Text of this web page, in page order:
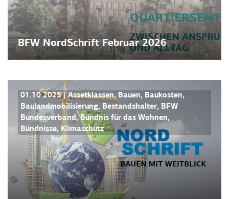
BFW NordSchrift Februar 2026
BFW NORDSCHRIFT NEWS
01.10.2025 |Assetklassen, Bauen, Baukosten,
Baulandmobilisierung, Bestandshalter, BFW
Bundesverband ,Bündnis für das Wohnen,
Bündnisse, Klimaschutz